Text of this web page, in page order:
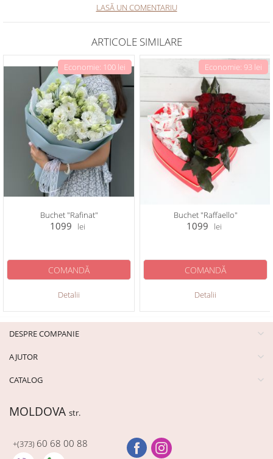
LASĂ UN COMENTARIU
ARTICOLE SIMILARE
Economie: 100 lei
Buchet "Rafinat"
1099 lei
Detalii
COMANDĂ
Economie: 93 lei
Buchet "Raffaello"
1099 lei
Detalii
COMANDĂ
DESPRE COMPANIE
AJUTOR
CATALOG
MOLDOVA str.
+(373) 60 68 00 88